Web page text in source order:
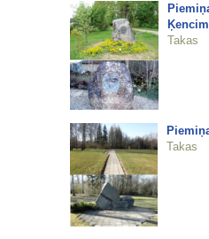
Ķencim
Takas
Takas